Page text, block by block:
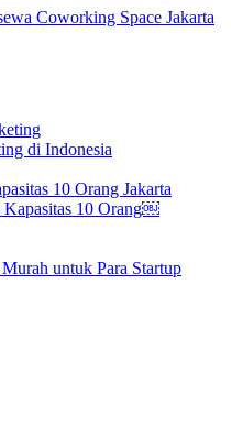
Coworking Space Jakarta
di Indonesia
Kapasitas 10 Orang￼
untuk Para Startup